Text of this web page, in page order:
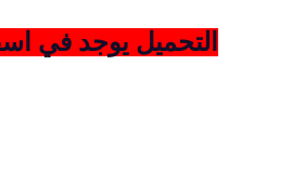
التحميل يوجد في